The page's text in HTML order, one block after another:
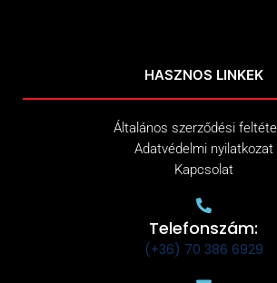
HASZNOS LINKEK
Általános szerződési
Adatvédelmi nyilatkozat
Kapcsolat
Telefonszám:
(+36) 70 386 6929